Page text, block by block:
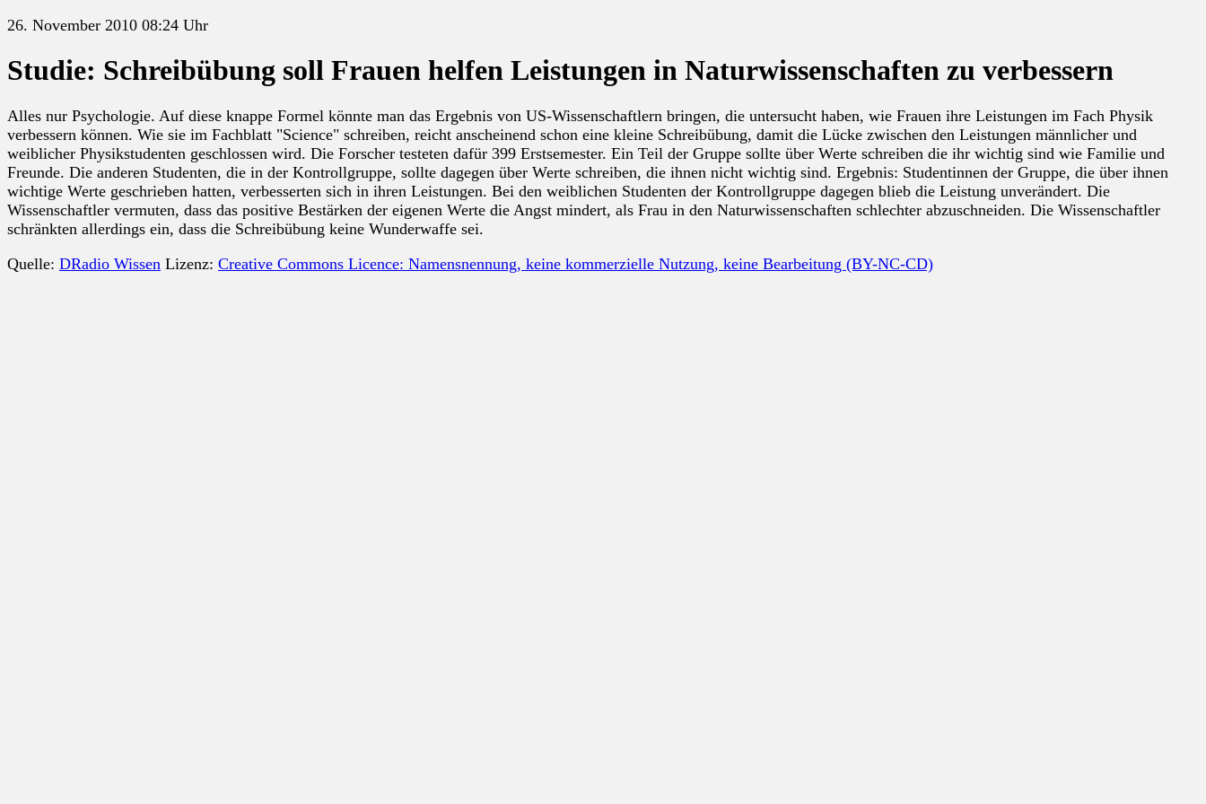
26. November 2010 08:24 Uhr
Studie: Schreibübung soll Frauen helfen Leistungen in Naturwissenschaften zu verbessern
Alles nur Psychologie. Auf diese knappe Formel könnte man das Ergebnis von US-Wissenschaftlern bringen, die untersucht haben, wie Frauen ihre Leistungen im Fach Physik
verbessern können. Wie sie im Fachblatt "Science" schreiben, reicht anscheinend schon eine kleine Schreibübung, damit die Lücke zwischen den Leistungen männlicher und
weiblicher Physikstudenten geschlossen wird. Die Forscher testeten dafür 399 Erstsemester. Ein Teil der Gruppe sollte über Werte schreiben die ihr wichtig sind wie Familie und
Freunde. Die anderen Studenten, die in der Kontrollgruppe, sollte dagegen über Werte schreiben, die ihnen nicht wichtig sind. Ergebnis: Studentinnen der Gruppe, die über ihnen
wichtige Werte geschrieben hatten, verbesserten sich in ihren Leistungen. Bei den weiblichen Studenten der Kontrollgruppe dagegen blieb die Leistung unverändert. Die
Wissenschaftler vermuten, dass das positive Bestärken der eigenen Werte die Angst mindert, als Frau in den Naturwissenschaften schlechter abzuschneiden. Die Wissenschaftler
schränkten allerdings ein, dass die Schreibübung keine Wunderwaffe sei.
Quelle: DRadio Wissen Lizenz: Creative Commons Licence: Namensnennung, keine kommerzielle Nutzung, keine Bearbeitung (BY-NC-CD)